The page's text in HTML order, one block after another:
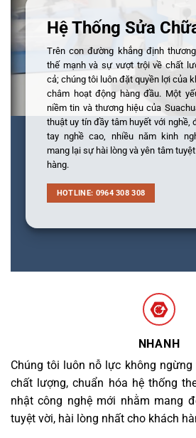
Hệ Thống Sửa
Trên con đường khẳng định
thế mạnh và sự vượt trội về chất
cả; chúng tôi luôn đặt quyền lợi của
châm hoạt động hàng đầu. Một
niềm tin và thương hiệu của
thuật uy tín đầy tâm huyết với nghề,
tay nghề cao, nhiều năm kinh
mang lại sự hài lòng và yên tâm
hàng.
HOTLINE: 0964 308 308
NHANH
Chúng tôi luôn nỗ lực không
chất lượng, chuẩn hóa hệ thống
nhật công nghệ mới nhằm mang
tuyệt vời, hài lòng nhất cho khách